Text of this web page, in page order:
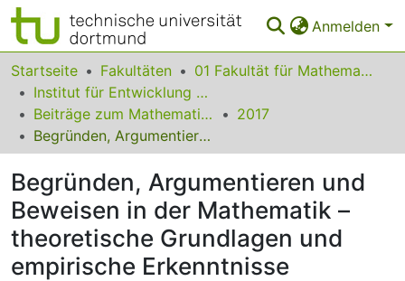
Anmelden
Bereiche & Sammlungen
Das gesamte Repositorium
Statistiken
FAQ
Leitlinien
Zurück zur Startseite
Startseite Fakultäten
01 Fakultät für Mathematik
Institut für Entwicklung und Erforschung des Mathematikunterrichts
Beiträge zum Mathematikunterricht
2017
Begründen, Argumentieren und Beweisen in der Mathematik – theoretische Grundlagen und empirische Erkenntnisse
Begründen, Argumentieren und
Beweisen in der Mathematik –
theoretische Grundlagen und
empirische Erkenntnisse